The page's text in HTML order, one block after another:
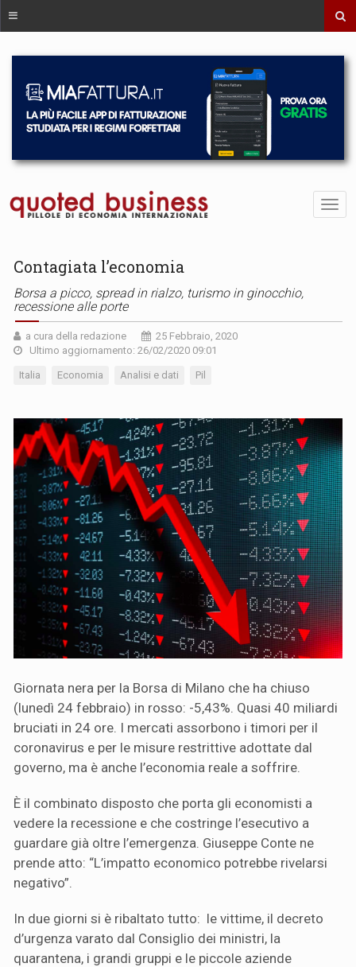
Contagiata l’economia
Borsa a picco, spread in rialzo, turismo in ginocchio,
recessione alle porte
a cura della redazione
25 Febbraio, 2020
Ultimo aggiornamento: 26/02/2020 09:01
Italia Economia Analisi e dati Pil
Giornata nera per la Borsa di Milano che ha chiuso
(lunedì 24 febbraio) in rosso: -5,43%. Quasi 40 miliardi
bruciati in 24 ore. I mercati assorbono i timori per il
coronavirus e per le misure restrittive adottate dal
governo, ma è anche l’economia reale a soffrire.
È il combinato disposto che porta gli economisti a
vedere la recessione e che costringe l’esecutivo a
guardare già oltre l’emergenza. Giuseppe Conte ne
prende atto: “L’impatto economico potrebbe rivelarsi
negativo”.
In due giorni si è ribaltato tutto: le vittime, il decreto
d’urgenza varato dal Consiglio dei ministri, la
quarantena, i grandi gruppi e le piccole aziende